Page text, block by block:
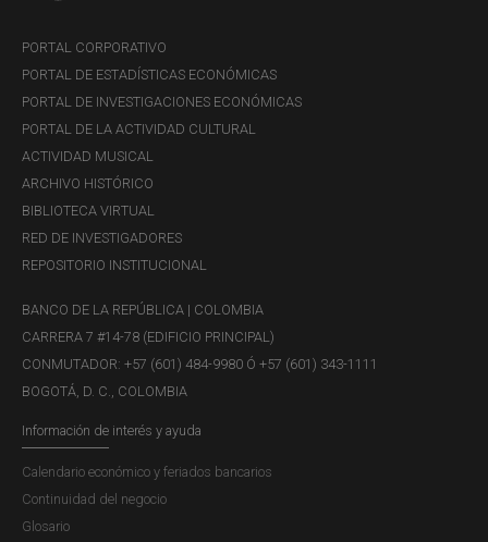
PORTAL CORPORATIVO
PORTAL DE ESTADÍSTICAS ECONÓMICAS
PORTAL DE INVESTIGACIONES ECONÓMICAS
PORTAL DE LA ACTIVIDAD CULTURAL
ACTIVIDAD MUSICAL
ARCHIVO HISTÓRICO
BIBLIOTECA VIRTUAL
RED DE INVESTIGADORES
REPOSITORIO INSTITUCIONAL
BANCO DE LA REPÚBLICA | COLOMBIA
CARRERA 7 #14-78 (EDIFICIO PRINCIPAL)
CONMUTADOR: +57 (601) 484-9980 Ó +57 (601) 343-1111
BOGOTÁ, D. C., COLOMBIA
Información de interés y ayuda
Calendario económico y feriados bancarios
Continuidad del negocio
Glosario